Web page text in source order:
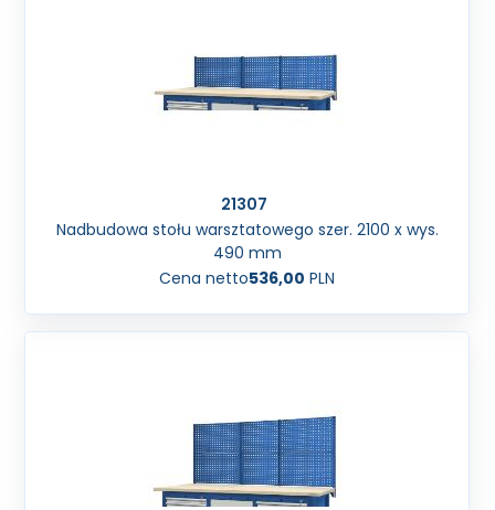
21307
Nadbudowa stołu warsztatowego szer. 2100 x wys.
490 mm
Cena netto536,00 PLN